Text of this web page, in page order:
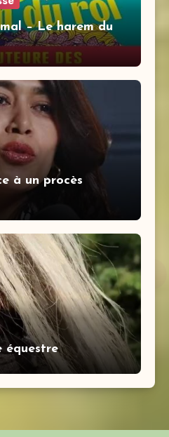
– Le harem du
à un procès
équestre